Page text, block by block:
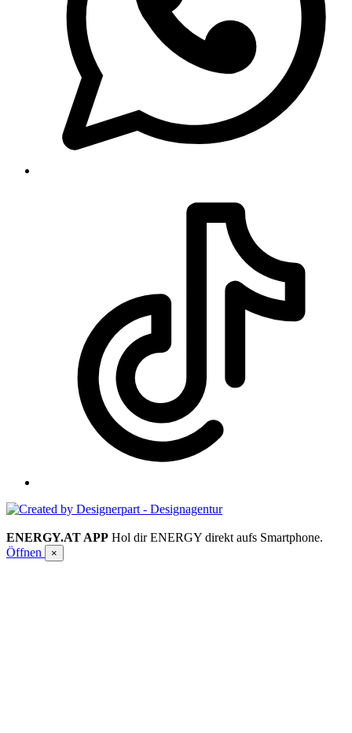
ENERGY.AT APP Hol dir ENERGY direkt aufs Smartphone.
Öffnen
×